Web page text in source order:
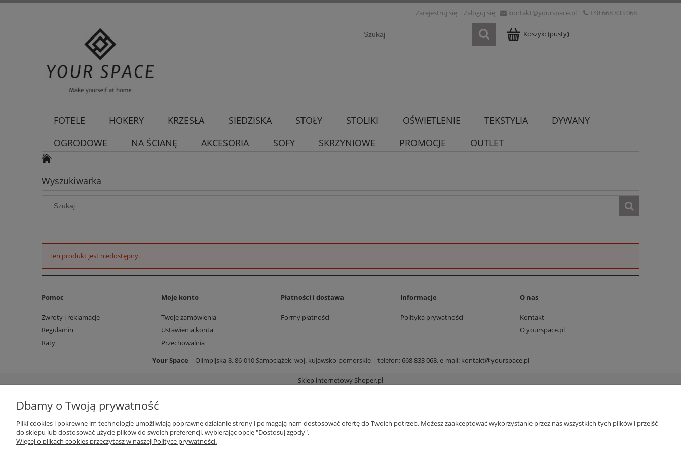
kontakt@yourspace.pl +48 668 833 068
Zarejestruj się Zaloguj się
Koszyk:(pusty)
FOTELE HOKERY KRZESŁA SIEDZISKA STOŁY STOLIKI OŚWIETLENIE TEKSTYLIA
DYWANY
OGRODOWE
NA ŚCIANĘ AKCESORIA SOFY SKRZYNIOWE PROMOCJE OUTLET
Wyszukiwarka
Ten produkt jest niedostępny.
Pomoc
Zwroty i reklamacje
Regulamin
Raty
Moje konto
Twoje zamówienia
Ustawienia konta
Przechowalnia
Płatności i dostawa
Formy płatności
Informacje
Polityka prywatności
O nas
Kontakt
O yourspace.pl
Your Space | Olimpijska 8, 86-010 Samociążek, woj. kujawsko-pomorskie | telefon: 668 833 068, e-mail: kontakt@yourspace.pl
Sklep internetowy Shoper.pl
Dbamy o Twoją prywatność
Pliki cookies i pokrewne im technologie umożliwiają poprawne działanie strony i pomagają nam dostosować ofertę do Twoich potrzeb. Możesz zaakceptować wykorzystanie przez nas wszystkich tych plików i przejść
do sklepu lub dostosować użycie plików do swoich preferencji, wybierając opcję "Dostosuj zgody".
Więcej o plikach cookies przeczytasz w naszej Polityce prywatności.